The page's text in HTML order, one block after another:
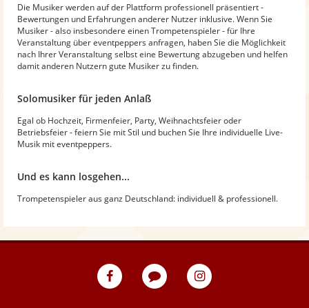
Die Musiker werden auf der Plattform professionell präsentiert -
Bewertungen und Erfahrungen anderer Nutzer inklusive. Wenn Sie
Musiker - also insbesondere einen Trompetenspieler - für Ihre
Veranstaltung über eventpeppers anfragen, haben Sie die Möglichkeit
nach Ihrer Veranstaltung selbst eine Bewertung abzugeben und helfen
damit anderen Nutzern gute Musiker zu finden.
Solomusiker für jeden Anlaß
Egal ob Hochzeit, Firmenfeier, Party, Weihnachtsfeier oder
Betriebsfeier - feiern Sie mit Stil und buchen Sie Ihre individuelle Live-
Musik mit eventpeppers.
Und es kann losgehen...
Trompetenspieler aus ganz Deutschland: individuell & professionell.
eventpeppers
Blog
eventpeppers